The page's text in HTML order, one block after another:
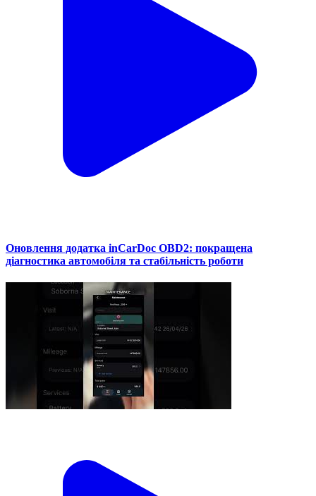
Оновлення додатка inCarDoc OBD2: покращена
діагностика автомобіля та стабільність роботи